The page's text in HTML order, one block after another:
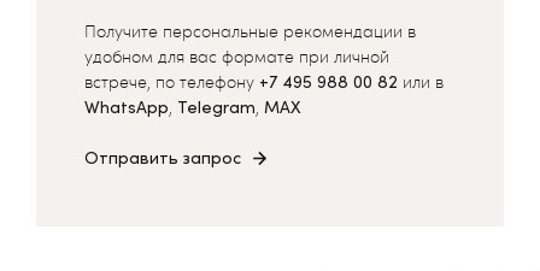
Получите персональные рекомендации в
удобном для вас формате при личной
встрече, по телефону +7 495 988 00 82 или в
WhatsApp, Telegram, MAX
Отправить запрос